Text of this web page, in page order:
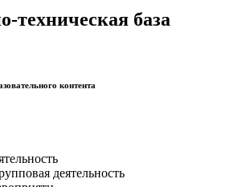
техническая база
контента
деятельность